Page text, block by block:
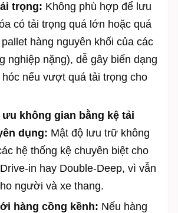
trọng: Không phù hợp để lưu
có tải trọng quá lớn hoặc quá
hàng nguyên khối của các
nghiệp nặng), dễ gây biến dạng
hóc nếu vượt quá tải trọng cho
không gian bằng kệ tải
dụng: Mật độ lưu trữ không
hệ thống kệ chuyên biệt cho
in hay Double-Deep, vì vẫn
người và xe thang.
hàng cồng kềnh: Nếu hàng